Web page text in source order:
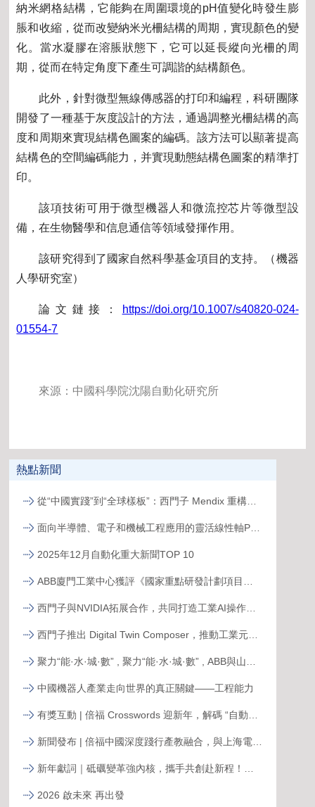
納米網格結構，它能夠在周圍環境的pH值變化時發生膨
脹和收縮，從而改變納米光柵結構的周期，實現顏色的變
化。當水凝膠在溶脹狀態下，它可以延長縱向光柵的周
期，從而在特定角度下產生可調諧的結構顏色。
此外，針對微型無線傳感器的打印和編程，科研團隊
開發了一種基于灰度設計的方法，通過調整光柵結構的高
度和周期來實現結構色圖案的編碼。該方法可以顯著提高
結構色的空間編碼能力，并實現動態結構色圖案的精準打
印。
該項技術可用于微型機器人和微流控芯片等微型設
備，在生物醫學和信息通信等領域發揮作用。
該研究得到了國家自然科學基金項目的支持。（機器
人學研究室）
論文鏈接：
https://doi.org/10.1007/s40820-024-
01554-7
來源：中國科學院沈陽自動化研究所
熱點新聞
2025年12月自動化重大新聞TOP 10
中國機器人產業走向世界的真正關鍵——工程能力
2026 啟未來 再出發